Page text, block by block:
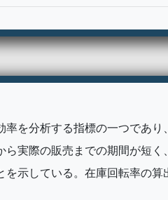
を分析する指標の一つであり
ら実際の販売までの期間が短く
を示している。在庫回転率の算